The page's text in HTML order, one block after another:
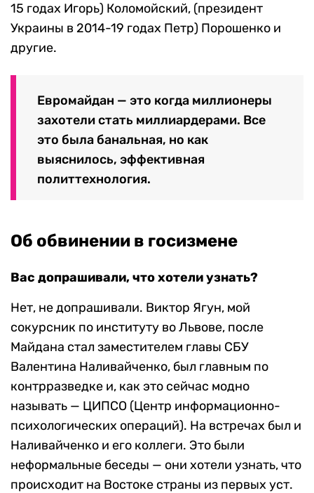
15 годах Игорь) Коломойский, (президент
Украины в 2014-19 годах Петр) Порошенко и
другие.
Евромайдан — это когда миллионеры
захотели стать миллиардерами. Все
это была банальная, но как
выяснилось, эффективная
политтехнология.
Об обвинении в госизмене
Вас допрашивали, что хотели узнать?
Нет, не допрашивали. Виктор Ягун, мой
сокурсник по институту во Львове, после
Майдана стал заместителем главы СБУ
Валентина Наливайченко, был главным по
контрразведке и, как это сейчас модно
называть — ЦИПСО (Центр информационно-
психологических операций). На встречах был и
Наливайченко и его коллеги. Это были
неформальные беседы — они хотели узнать, что
происходит на Востоке страны из первых уст.